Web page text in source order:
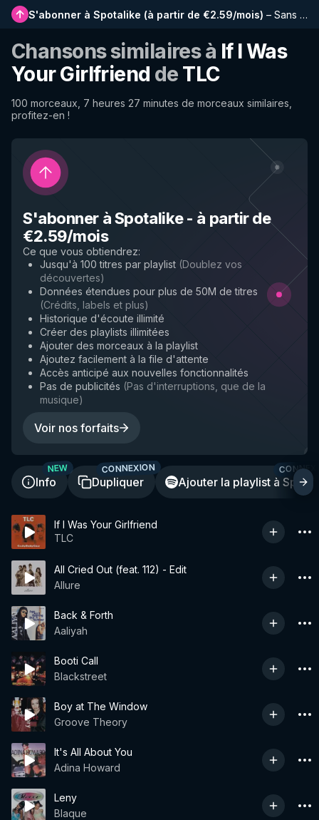
S'abonner à Spotalike (à partir de €2.59/mois) – Sans publicité, playlists plus longues, historique complet et accès anticipé aux nouvelles fonctionnalités
Chansons similaires à If I Was
Your Girlfriend de TLC
100 morceaux, 7 heures 27 minutes de morceaux similaires,
profitez-en !
S'abonner à Spotalike- à partir de
€2.59/mois
Ce que vous obtiendrez:
Jusqu'à 100 titres par playlist (Doublez vos
découvertes)
Données étendues pour plus de 50M de titres
(Crédits, labels et plus)
Historique d'écoute illimité
Créer des playlists illimitées
Ajouter des morceaux à la playlist
Ajoutez facilement à la file d'attente
Accès anticipé aux nouvelles fonctionnalités
Pas de publicités (Pas d'interruptions, que de la
musique)
Voir nos forfaits
Info
NEW
Dupliquer
CONNEXION
Ajouter la playlist à
If I Was Your Girlfriend
TLC
All Cried Out (feat. 112) - Edit
Allure
Back & Forth
Aaliyah
Booti Call
Blackstreet
Boy at The Window
Groove Theory
It's All About You
Adina Howard
Leny
Blaque